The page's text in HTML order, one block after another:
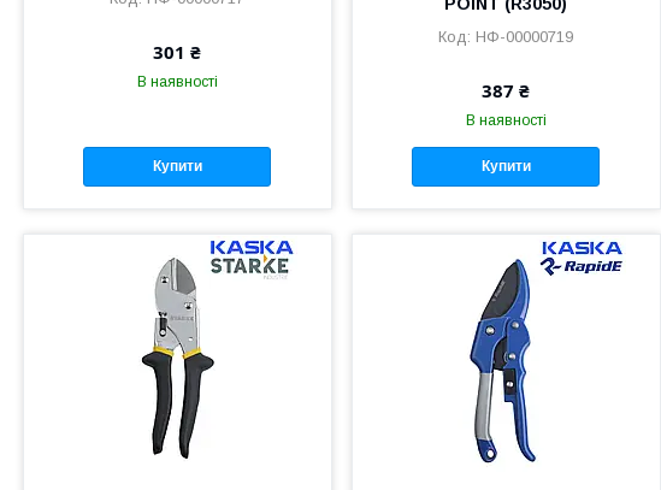
301 ₴
В наявності
Купити
НФ-00000719
387 ₴
В наявності
Купити